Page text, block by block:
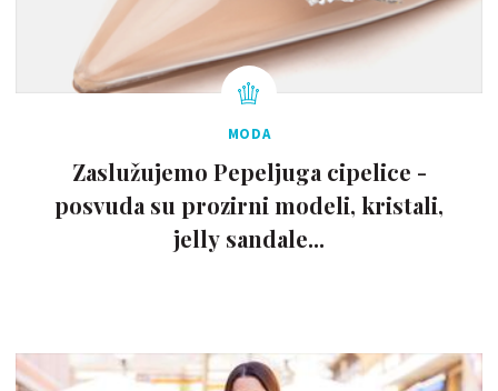
MODA
Zaslužujemo Pepeljuga cipelice -
posvuda su prozirni modeli, kristali,
jelly sandale...